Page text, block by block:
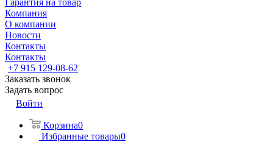
Гарантия на товар
Компания
О компании
Новости
Контакты
Контакты
+7 915 129-08-62
Заказать звонок
Задать вопрос
Войти
Корзина0
Избранные товары0